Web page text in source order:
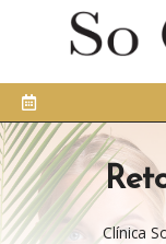
Clínica